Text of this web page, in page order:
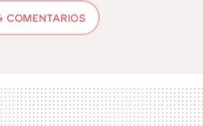
COMENTARIOS